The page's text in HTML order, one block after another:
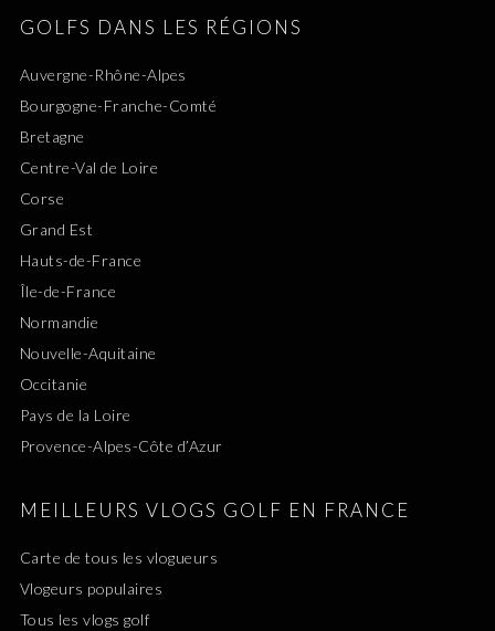
GOLFS DANS LES RÉGIONS
Auvergne-Rhône-Alpes
Bourgogne-Franche-Comté
Bretagne
Centre-Val de Loire
Corse
Grand Est
Hauts-de-France
Île-de-France
Normandie
Nouvelle-Aquitaine
Occitanie
Pays de la Loire
Provence-Alpes-Côte d’Azur
MEILLEURS VLOGS GOLF EN FRANCE
Carte de tous les vlogueurs
Vlogeurs populaires
Tous les vlogs golf